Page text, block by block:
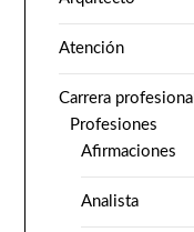
Atención
Carrera profesional
Profesiones
Afirmaciones
Analista